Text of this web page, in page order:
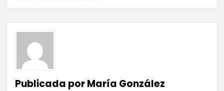
Publicada porMaría González